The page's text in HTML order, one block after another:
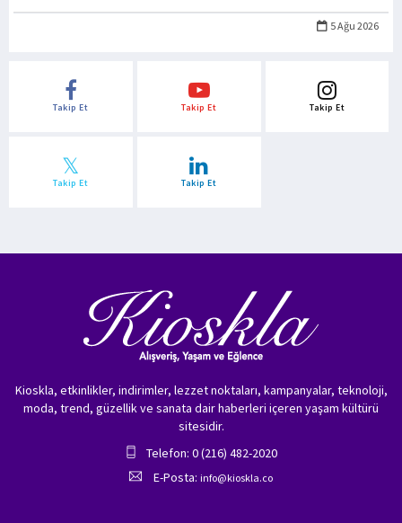
5 Ağu 2026
Takip Et Takip Et Takip Et
Takip Et Takip Et
Kioskla, etkinlikler, indirimler, lezzet noktaları, kampanyalar, teknoloji,
moda, trend, güzellik ve sanata dair haberleri içeren yaşam kültürü
sitesidir.
Telefon: 0 (216) 482-2020
E-Posta: info@kioskla.co